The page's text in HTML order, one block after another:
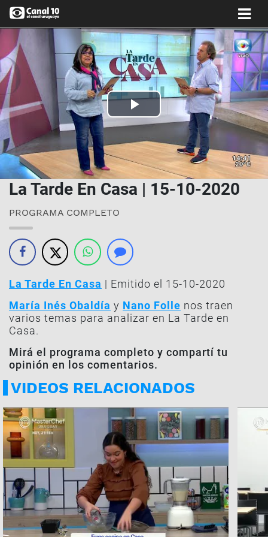
Play
Video
La Tarde En Casa | 15-10-2020
PROGRAMA COMPLETO
La Tarde En Casa | Emitido el 15-10-2020
María Inés Obaldía y Nano Folle nos traen
varios temas para analizar en La Tarde en
Casa.
Mirá el programa completo y compartí tu
opinión en los comentarios.
VIDEOS RELACIONADOS